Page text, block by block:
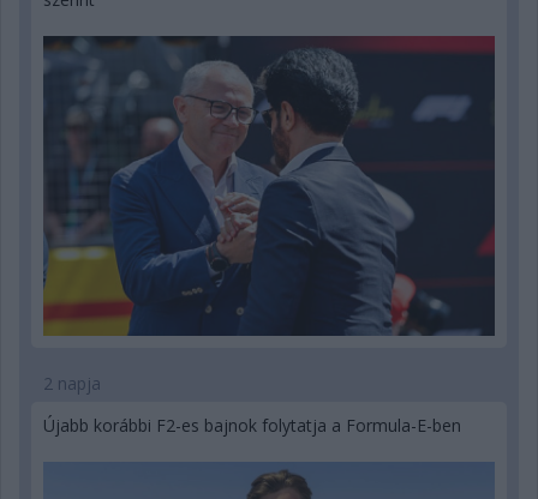
2 napja
Újabb korábbi F2-es bajnok folytatja a Formula-E-ben